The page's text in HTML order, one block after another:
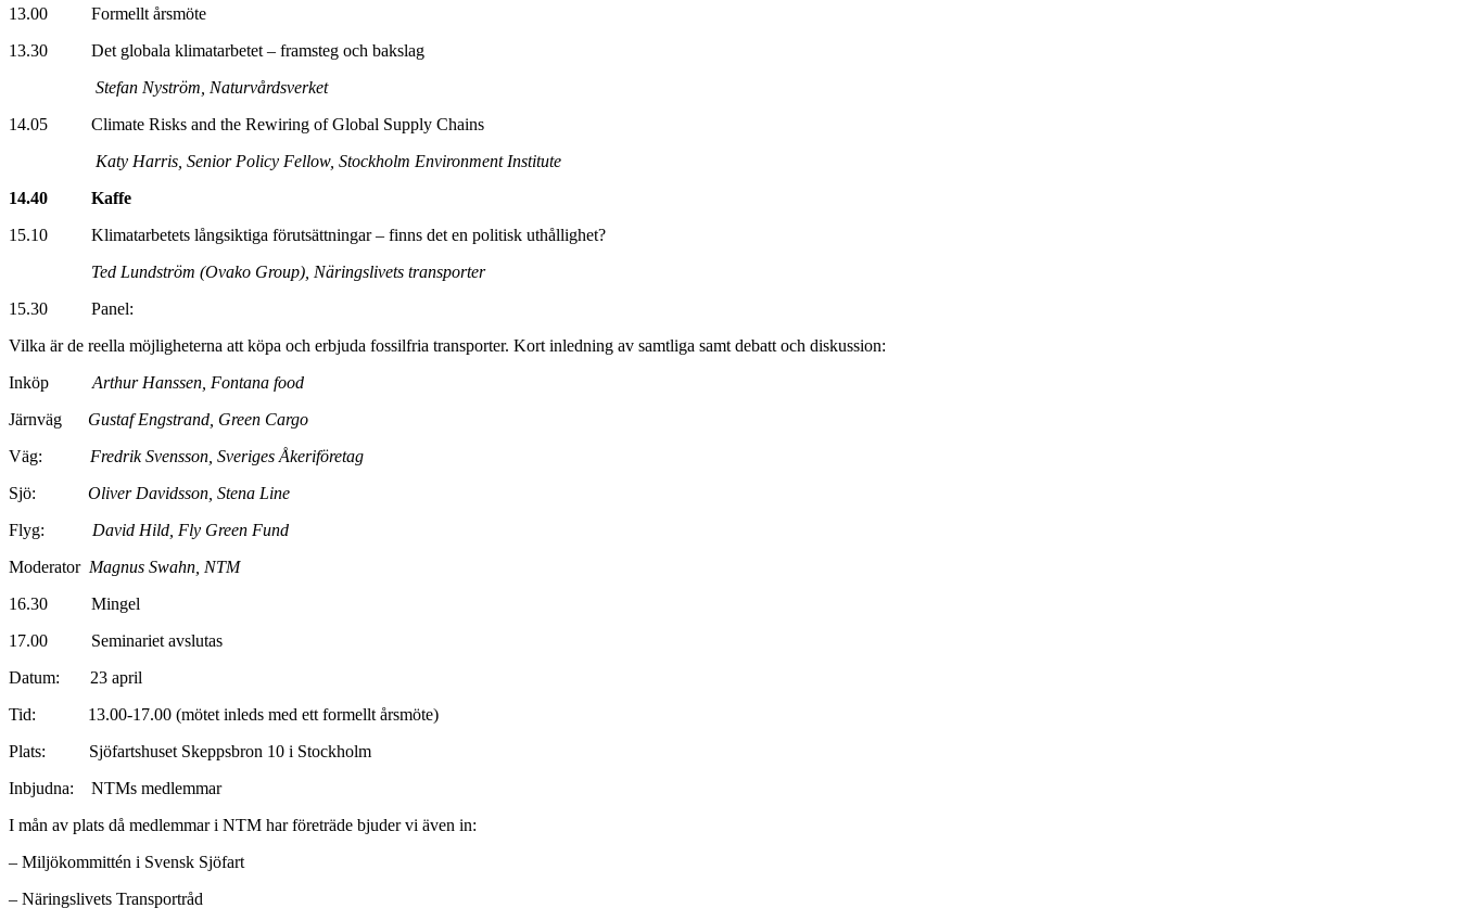
13.00 Formellt årsmöte
13.30 Det globala klimatarbetet – framsteg och bakslag
Stefan Nyström, Naturvårdsverket
14.05 Climate Risks and the Rewiring of Global Supply Chains
Katy Harris, Senior Policy Fellow, Stockholm Environment Institute
14.40 Kaffe
15.10 Klimatarbetets långsiktiga förutsättningar – finns det en politisk uthållighet?
Ted Lundström (Ovako Group), Näringslivets transporter
15.30 Panel:
Vilka är de reella möjligheterna att köpa och erbjuda fossilfria transporter. Kort inledning av samtliga samt debatt och diskussion:
InköpArthur Hanssen, Fontana food
Järnväg Gustaf Engstrand, Green Cargo
Väg: Fredrik Svensson, Sveriges Åkeriföretag
Sjö: Oliver Davidsson, Stena Line
Flyg: David Hild, Fly Green Fund
Moderator Magnus Swahn, NTM
16.30 Mingel
17.00 Seminariet avslutas
Datum: 23 april
Tid: 13.00-17.00 (mötet inleds med ett formellt årsmöte)
Plats: Sjöfartshuset Skeppsbron 10 i Stockholm
Inbjudna: NTMs medlemmar
I mån av plats då medlemmar i NTM har företräde bjuder vi även in:
– Miljökommittén i Svensk Sjöfart
– Näringslivets Transportråd